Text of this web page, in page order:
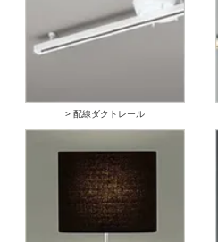
> 配線ダクトレール